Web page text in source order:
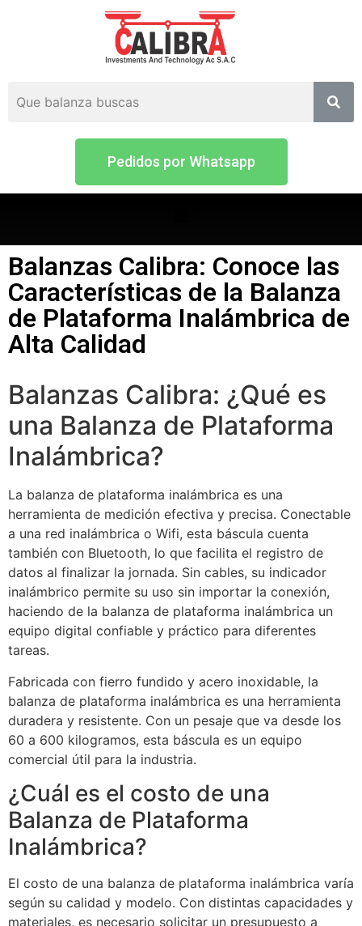
Pedidos por Whatsapp
Balanzas Calibra: Conoce las
Características de la Balanza
de Plataforma Inalámbrica de
Alta Calidad
Balanzas Calibra: ¿Qué es
una Balanza de Plataforma
Inalámbrica?
La balanza de plataforma inalámbrica es una
herramienta de medición efectiva y precisa. Conectable
a una red inalámbrica o Wifi, esta báscula cuenta
también con Bluetooth, lo que facilita el registro de
datos al finalizar la jornada. Sin cables, su indicador
inalámbrico permite su uso sin importar la conexión,
haciendo de la balanza de plataforma inalámbrica un
equipo digital confiable y práctico para diferentes
tareas.
Fabricada con fierro fundido y acero inoxidable, la
balanza de plataforma inalámbrica es una herramienta
duradera y resistente. Con un pesaje que va desde los
60 a 600 kilogramos, esta báscula es un equipo
comercial útil para la industria.
¿Cuál es el costo de una
Balanza de Plataforma
Inalámbrica?
El costo de una balanza de plataforma inalámbrica varía
según su calidad y modelo. Con distintas capacidades y
materiales, es necesario solicitar un presupuesto a